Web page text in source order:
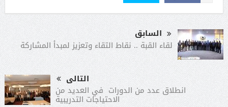
السابق
لقاء القبة .. نقاط التقاء وتعزيز لمبدأ المشاركة
التالى
انطلاق عدد من الدورات في العديد من
الاحتياجات التدريبية